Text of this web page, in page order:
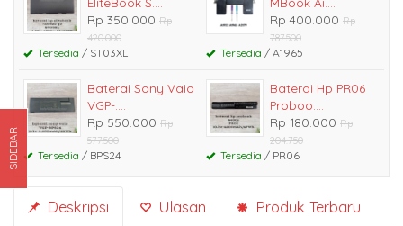
Rp 350.000 Rp
420.000
Tersedia / ST03XL
Rp 400.000 Rp
787.500
Tersedia / A1965
Baterai Sony Vaio
VGP-....
Rp 550.000 Rp
577.500
Tersedia / BPS24
Baterai Hp PR06
Proboo....
Rp 180.000 Rp
204.750
Tersedia / PR06
Deskripsi Ulasan Produk Terbaru
SIDEBAR